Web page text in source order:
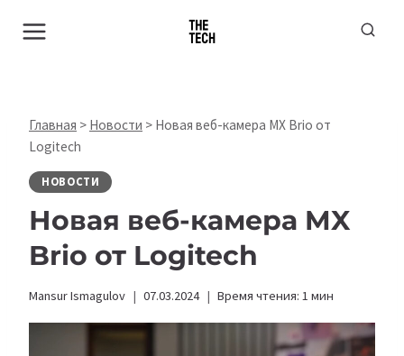
Главная > Новости > Новая веб-камера MX Brio от
Logitech
НОВОСТИ
Новая веб-камера MX
Brio от Logitech
Mansur Ismagulov 07.03.2024 Время чтения: 1 мин